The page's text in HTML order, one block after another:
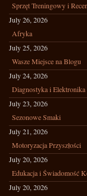
Sprzęt Treningowy i
July 26, 2026
Afryka
July 25, 2026
Wasze Miejsce na Blogu
July 24, 2026
Diagnostyka i Elektronika
July 23, 2026
Sezonowe Smaki
July 21, 2026
Motoryzacja Przyszłości
July 20, 2026
Edukacja i Świadomość
July 20, 2026